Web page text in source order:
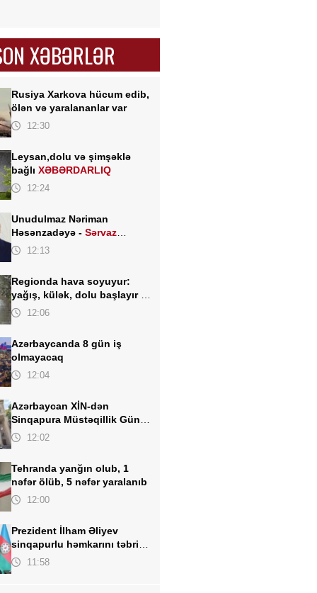
XƏBƏRLƏR
Rusiya Xarkova hücum edib,
ölən və yaralananlar var
12:30
Leysan,dolu və şimşəklə
bağlıXƏBƏRDARLIQ
12:24
Unudulmaz Nəriman
Həsənzadəyə -Sərvaz
HÜSEYNOĞLU
12:13
Regionda hava soyuyur:
yağış, külək, dolu başlayır -
TARİX AÇIQLANDI
12:06
Azərbaycanda 8 gün iş
olmayacaq
12:04
Azərbaycan XİN-dən
Sinqapura Müstəqillik Günü
təbriki
12:02
Tehranda yanğın olub, 1
nəfər ölüb, 5 nəfər yaralanıb
12:00
Prezident İlham Əliyev
sinqapurlu həmkarını təbrik
edib11:58